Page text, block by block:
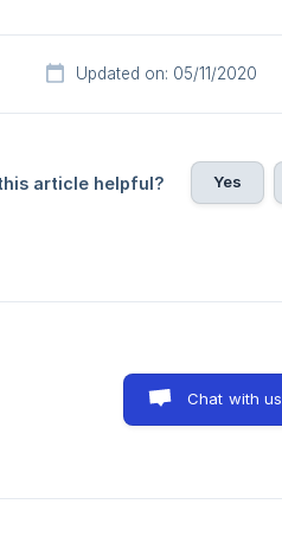
Updated on: 05/11/2020
article helpful? Yes
Chat with us